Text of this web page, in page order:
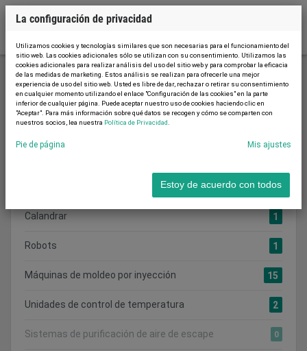
Máquinas de procesamiento de plástico
Buscar categoría:
CATEGORÍAS
19
1
Calandrar
1
Robots
15
Máquinas de moldeo por inyección
2
Unidades de control de temperatura
0
Sistemas de purificación de aire de escape
La configuración de privacidad
Utilizamos cookies y tecnologías similares que son necesarias para el funcionamiento del
sitio web. Las cookies adicionales sólo se utilizan con su consentimiento. Utilizamos las
cookies adicionales para realizar análisis del uso del sitio web y para comprobar la eficacia
de las medidas de marketing. Estos análisis se realizan para ofrecerle una mejor
experiencia de uso del sitio web. Usted es libre de dar, rechazar o retirar su consentimiento
en cualquier momento utilizando el enlace "Configuración de las cookies" en la parte
inferior de cualquier página. Puede aceptar nuestro uso de cookies haciendo clic en
"Aceptar". Para más información sobre qué datos se recogen y cómo se comparten con
nuestros socios, lea nuestra Política de Privacidad
Pie de página Mis ajustes
Estoy de acuerdo con todos